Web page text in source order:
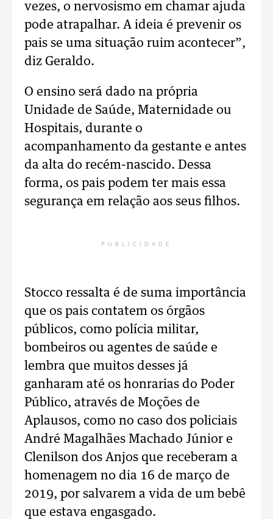
vezes, o nervosismo em chamar ajuda
pode atrapalhar. A ideia é prevenir os
pais se uma situação ruim acontecer”,
diz Geraldo.
O ensino será dado na própria
Unidade de Saúde, Maternidade ou
Hospitais, durante o
acompanhamento da gestante e antes
da alta do recém-nascido. Dessa
forma, os pais podem ter mais essa
segurança em relação aos seus filhos.
PUBLICIDADE
Stocco ressalta é de suma importância
que os pais contatem os órgãos
públicos, como polícia militar,
bombeiros ou agentes de saúde e
lembra que muitos desses já
ganharam até os honrarias do Poder
Público, através de Moções de
Aplausos, como no caso dos policiais
André Magalhães Machado Júnior e
Clenilson dos Anjos que receberam a
homenagem no dia 16 de março de
2019, por salvarem a vida de um bebê
que estava engasgado.